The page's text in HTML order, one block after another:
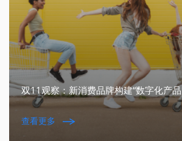
双11观察：新消费品牌构建“数字化产
查看更多